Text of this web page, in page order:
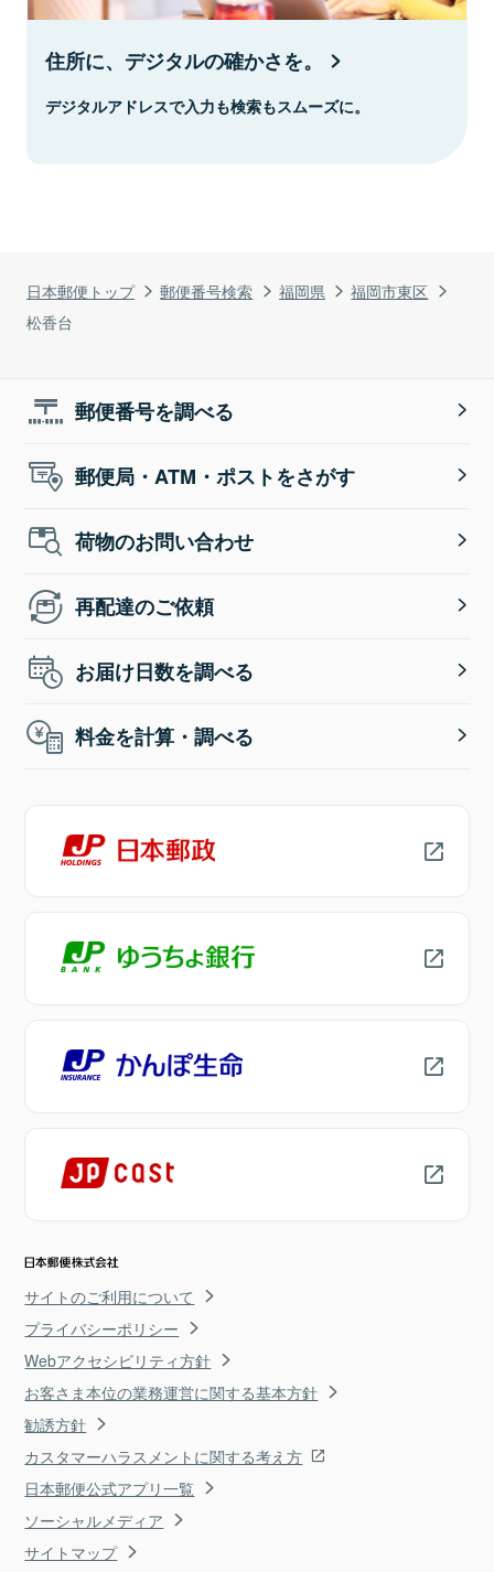
日本郵便トップ 郵便番号検索 福岡県
福岡市東区
松香台
住所に、デジタルの確かさを。
デジタルアドレスで入力も検索もスムーズに。
郵便番号を調べる
郵便局・ATM・ポストをさがす
荷物のお問い合わせ
再配達のご依頼
お届け日数を調べる
料金を計算・調べる
サイトのご利用について
プライバシーポリシー
Webアクセシビリティ方針
お客さま本位の業務運営に関する基本方針
勧誘方針
カスタマーハラスメントに関する考え方
日本郵便公式アプリ一覧
ソーシャルメディア
サイトマップ